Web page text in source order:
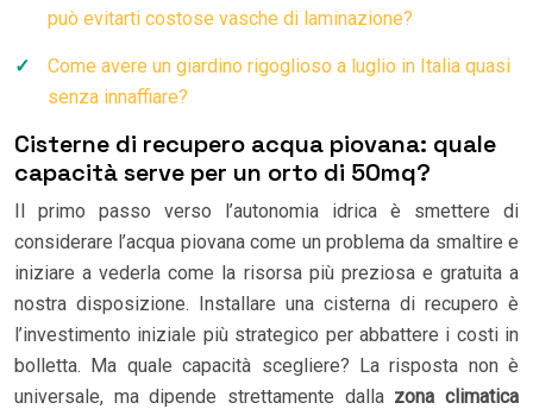
può evitarti costose vasche di laminazione?
Come avere un giardino rigoglioso a luglio in Italia quasi
senza innaffiare?
Cisterne di recupero acqua piovana: quale
capacità serve per un orto di 50mq?
Il primo passo verso l’autonomia idrica è smettere di
considerare l’acqua piovana come un problema da smaltire e
iniziare a vederla come la risorsa più preziosa e gratuita a
nostra disposizione. Installare una cisterna di recupero è
l’investimento iniziale più strategico per abbattere i costi in
bolletta. Ma quale capacità scegliere? La risposta non è
universale, ma dipende strettamente dalla zona climatica